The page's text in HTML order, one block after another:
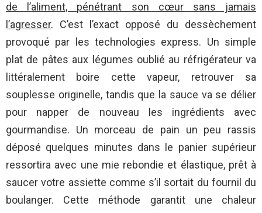
de l’aliment, pénétrant son cœur sans jamais
l’agresser. C’est l’exact opposé du dessèchement
provoqué par les technologies express. Un simple
plat de pâtes aux légumes oublié au réfrigérateur va
littéralement boire cette vapeur, retrouver sa
souplesse originelle, tandis que la sauce va se délier
pour napper de nouveau les ingrédients avec
gourmandise. Un morceau de pain un peu rassis
déposé quelques minutes dans le panier supérieur
ressortira avec une mie rebondie et élastique, prêt à
saucer votre assiette comme s’il sortait du fournil du
boulanger. Cette méthode garantit une chaleur